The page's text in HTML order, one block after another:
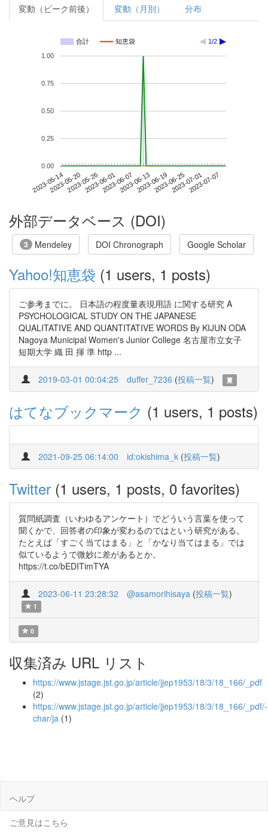
変動（ピーク前後） 変動（月別） 分布
合計 知恵袋 1/2
2023-05-142023-05-202023-05-262023-06-012023-06-072023-06-132023-06-192023-06-252023-07-012023-07-07
0.00
0.25
0.50
0.75
1.00
外部データベース (DOI)
3 Mendeley DOI Chronograph Google Scholar
Yahoo!知恵袋 (1 users, 1 posts)
ご参考までに。 日本語の程度量表現用語 に関する研究 A
PSYCHOLOGICAL STUDY ON THE JAPANESE
QUALITATIVE AND QUANTITATIVE WORDS By KIJUN ODA
Nagoya Municipal Women's Junior College 名古屋市立女子
短期大学 織 田 揮 準 http ...
2019-03-01 00:04:25 duffer_7236 (投稿一覧)
はてなブックマーク (1 users, 1 posts)
2021-09-25 06:14:00 id:okishima_k (投稿一覧)
Twitter (1 users, 1 posts, 0 favorites)
質問紙調査（いわゆるアンケート）でどういう言葉を使って
聞くかで、回答者の印象が変わるのではという研究がある。
たとえば「すごく当てはまる」と「かなり当てはまる」では
似ているようで微妙に差があるとか。
https://t.co/bEDITimTYA
2023-06-11 23:28:32 @asamorihisaya (投稿一覧)
1
0
収集済み URL リスト
https://www.jstage.jst.go.jp/article/jjep1953/18/3/18_166/_pdf
(2)
https://www.jstage.jst.go.jp/article/jjep1953/18/3/18_166/_pdf/-
char/ja (1)
ヘルプ
ご意見はこちら